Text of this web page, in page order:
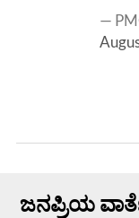
—
ಜನಪ್ರಿಯ